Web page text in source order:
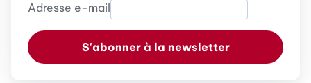
Adresse e-mail
S'abonner à la newsletter